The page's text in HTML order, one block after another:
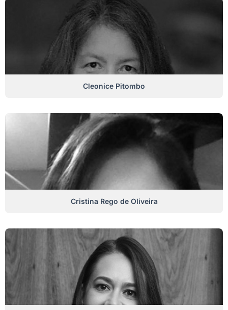
Cleonice Pitombo
Cristina Rego de Oliveira